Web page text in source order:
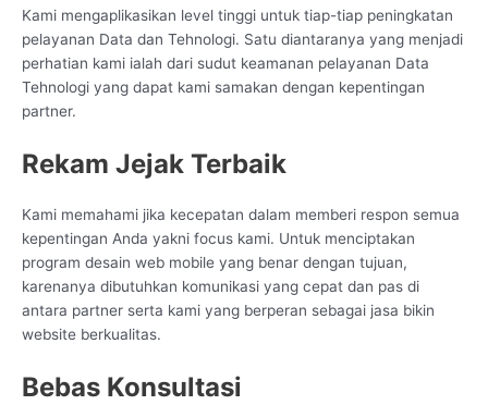
Kami mengaplikasikan level tinggi untuk tiap-tiap peningkatan
pelayanan Data dan Tehnologi. Satu diantaranya yang menjadi
perhatian kami ialah dari sudut keamanan pelayanan Data
Tehnologi yang dapat kami samakan dengan kepentingan
partner.
Rekam Jejak Terbaik
Kami memahami jika kecepatan dalam memberi respon semua
kepentingan Anda yakni focus kami. Untuk menciptakan
program desain web mobile yang benar dengan tujuan,
karenanya dibutuhkan komunikasi yang cepat dan pas di
antara partner serta kami yang berperan sebagai jasa bikin
website berkualitas.
Bebas Konsultasi